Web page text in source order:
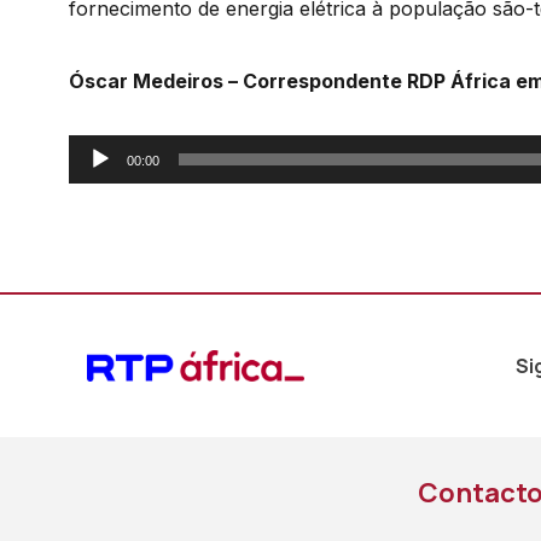
fornecimento de energia elétrica à população são-
Óscar Medeiros – Correspondente RDP África
Reprodutor
de
00:00